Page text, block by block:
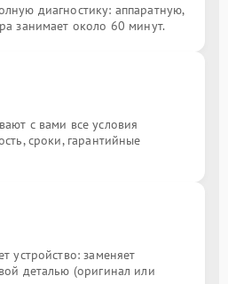
диагностику: аппаратную,
занимает около 60 минут.
с вами все условия
сроки, гарантийные
устройство: заменяет
деталью (оригинал или